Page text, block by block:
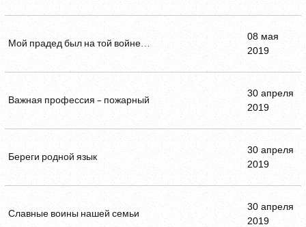
Мой прадед был на той войне…
08 мая
2019
Важная профессия – пожарный
30 апреля
2019
Береги родной язык
30 апреля
2019
Славные воины нашей семьи
30 апреля
2019